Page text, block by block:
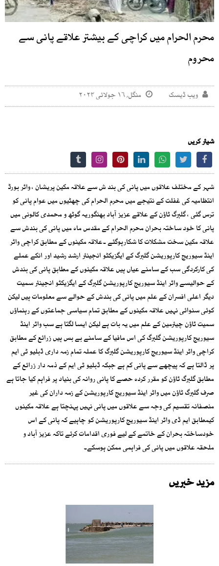
محرم الحرام میں کراچی کے بیشتر علاقے پانی سے
محروم
ویب ڈیسک منگل, ۱۶ جولائی ۲۰۲۴
شیئر کریں
شہر کے مختلف علاقوں میں پانی کی بند ش سے علاقہ مکین پریشان ، واٹر بورڈ
انتظامیہ کی غفلت کے نتیجے میں محرم الحرام کی چھٹیوں میں عوام پانی کو
ترس گئی ، گلبرگ ٹاؤن کے علاقے عزیز آباد بھنگوریہ گوٹھ و محمدی کالونی میں
پانی کا خود ساختہ بحران محرم الحرام کے مقدس ماہ میں پانی کی بندش سے
علاقہ مکین سخت مشکلات کا شکارہوگئے ۔علاقہ مکینوں کے مطابق کراچی واٹر
اینڈ سیوریج کارپوریشن گلبرگ کے ایگزیکٹو انجینئر ارشد رشید اور انکے عملے
کی کارکردگی سب کے سامنے عیاں ہیں علاقہ مکینوں کے مطابق پانی کی بندش
کے حوالیسے واٹر اینڈ سیوریج کارپوریشن گلبرگ کے ایگزیکٹو انجینئر سمیت
دیگر اعلی افسران کے علم میں پانی کی بندش کے حوالے سے معلومات ہیں لیکن
کوئی سنوائی نہیں علاقہ مکینوں کے مطابق تمام سیاسی جماعتوں کے رہنماؤں
سمیت ٹاؤن چیئرمین کے علم میں یہ بات ہے لیکن ایسا لگتا ہے سب واٹر اینڈ
سیوریج کارپوریشن گلبرگ کی اس مافیا کے سامنے بے بس ہیں زرائع کے مطابق
کراچی واٹر اینڈ سیوریج کارپوریشن گلبرگ کا عملہ تمام زمہ داری ڈبلیو ٹی ایم
پر ڈالتا ہے کہ پیچھے سے پانی کم ہے جبکہ ڈبلیو ٹی ایم کے ذمہ دار زرائع کے
مطابق گلبرگ ٹاؤن کو مقرر کردہ حصے کا پانی روانہ کی بنیاد پر فراہم کیا جاتا ہے
صرف گلبرگ ٹاؤن میں واٹر اینڈ سیوریج کارپوریشن کے زمہ داران کی غیر
منصفانہ تقسیم کی وجہ سے علاقوں میں پانی نہیں پہنچتا ہے علاقہ مکینوں
کیمطابق ایم ڈی واٹر اینڈ سیوریج کارپوریشن کو چاہیے کہ پانی کے اس
خودساختہ بحران کے خاتمے کے لیے فوری اقدامات کرئے تاکہ عزیز آباد و
ملحقہ علاقوں میں پانی کی فراہمی ممکن ہوسکے۔
مزید خبریں